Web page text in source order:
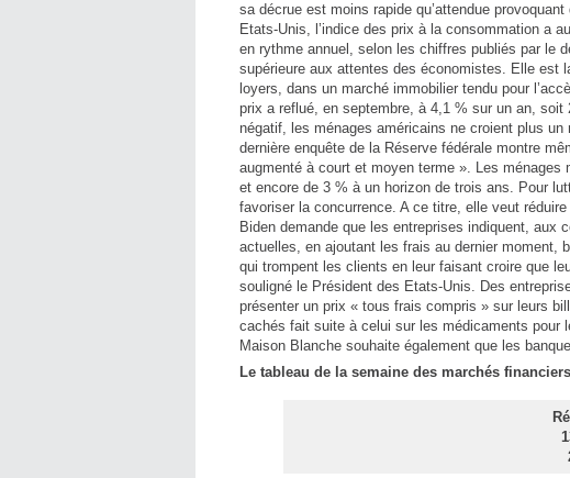
sa décrue est moins rapide qu’attendue
Etats-Unis, l’indice des prix à la consommation a
en rythme annuel, selon les chiffres publiés par le
supérieure aux attentes des économistes. Elle est
loyers, dans un marché immobilier tendu pour
prix a reflué, en septembre, à 4,1 % sur un an,
négatif, les ménages américains ne croient plus
dernière enquête de la Réserve fédérale montre
augmenté à court et moyen terme ». Les
et encore de 3 % à un horizon de trois ans. Pour
favoriser la concurrence. A ce titre, elle veut
Biden demande que les entreprises indiquent,
actuelles, en ajoutant les frais au dernier moment,
qui trompent les clients en leur faisant croire que
souligné le Président des Etats-Unis. Des
présenter un prix « tous frais compris » sur leurs
cachés fait suite à celui sur les médicaments pour
Maison Blanche souhaite également que les
Le tableau de la semaine des marchés financiers